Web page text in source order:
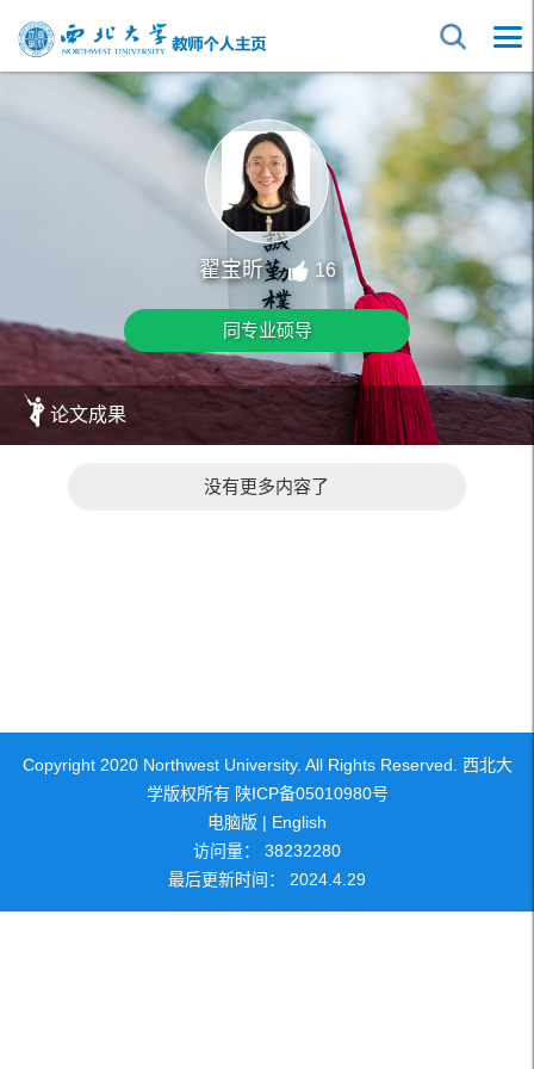
翟宝昕 16
同专业硕导
论文成果
没有更多内容了
Copyright 2020 Northwest University. All Rights Reserved. 西北大
学版权所有 陕ICP备05010980号
电脑版 | English
访问量： 38232280
最后更新时间： 2024 4 29